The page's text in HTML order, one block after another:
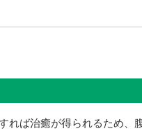
れば治癒が得られるため、